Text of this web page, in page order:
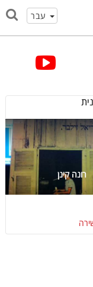
עבר
רונה קינן